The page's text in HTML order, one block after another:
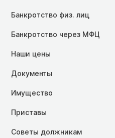
Банкротство физ. лиц
Банкротство через МФЦ
Наши цены
Документы
Имущество
Приставы
Советы должникам